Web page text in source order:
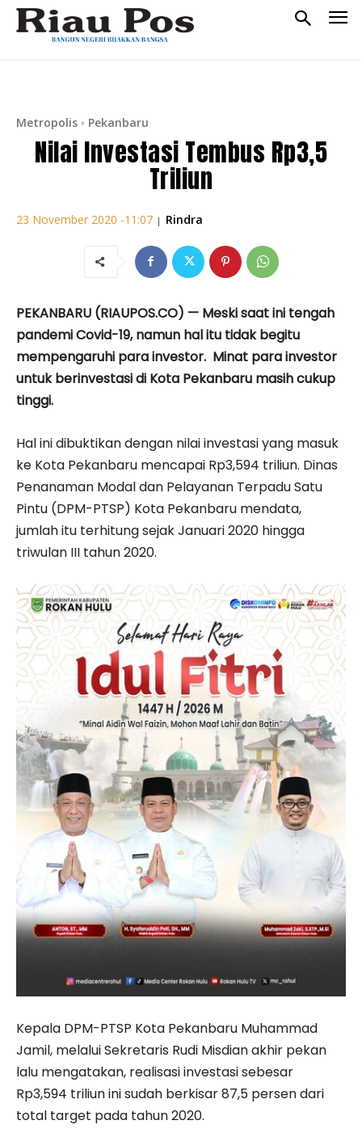
Metropolis Pekanbaru
Nilai Investasi Tembus Rp3,5
Triliun
23 November 2020 -11:07 | Rindra
PEKANBARU (RIAUPOS.CO) — Meski saat ini tengah
pandemi Covid-19, namun hal itu tidak begitu
mempengaruhi para investor. Minat para investor
untuk berinvestasi di Kota Pekanbaru masih cukup
tinggi.
Hal ini dibuktikan dengan nilai investasi yang masuk
ke Kota Pekanbaru mencapai Rp3,594 triliun. Dinas
Penanaman Modal dan Pelayanan Terpadu Satu
Pintu (DPM-PTSP) Kota Pekanbaru mendata,
jumlah itu terhitung sejak Januari 2020 hingga
triwulan III tahun 2020.
Kepala DPM-PTSP Kota Pekanbaru Muhammad
Jamil, melalui Sekretaris Rudi Misdian akhir pekan
lalu mengatakan, realisasi investasi sebesar
Rp3,594 triliun ini sudah berkisar 87,5 persen dari
total target pada tahun 2020.